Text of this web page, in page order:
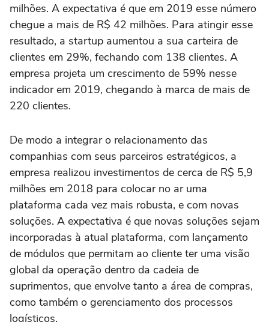
milhões. A expectativa é que em 2019 esse número
chegue a mais de R$ 42 milhões. Para atingir esse
resultado, a startup aumentou a sua carteira de
clientes em 29%, fechando com 138 clientes. A
empresa projeta um crescimento de 59% nesse
indicador em 2019, chegando à marca de mais de
220 clientes.
De modo a integrar o relacionamento das
companhias com seus parceiros estratégicos, a
empresa realizou investimentos de cerca de R$ 5,9
milhões em 2018 para colocar no ar uma
plataforma cada vez mais robusta, e com novas
soluções. A expectativa é que novas soluções sejam
incorporadas à atual plataforma, com lançamento
de módulos que permitam ao cliente ter uma visão
global da operação dentro da cadeia de
suprimentos, que envolve tanto a área de compras,
como também o gerenciamento dos processos
logísticos.